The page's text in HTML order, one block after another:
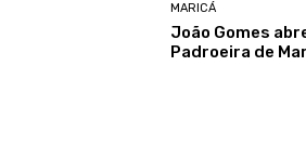
MARICÁ
João Gomes
Padroeira de